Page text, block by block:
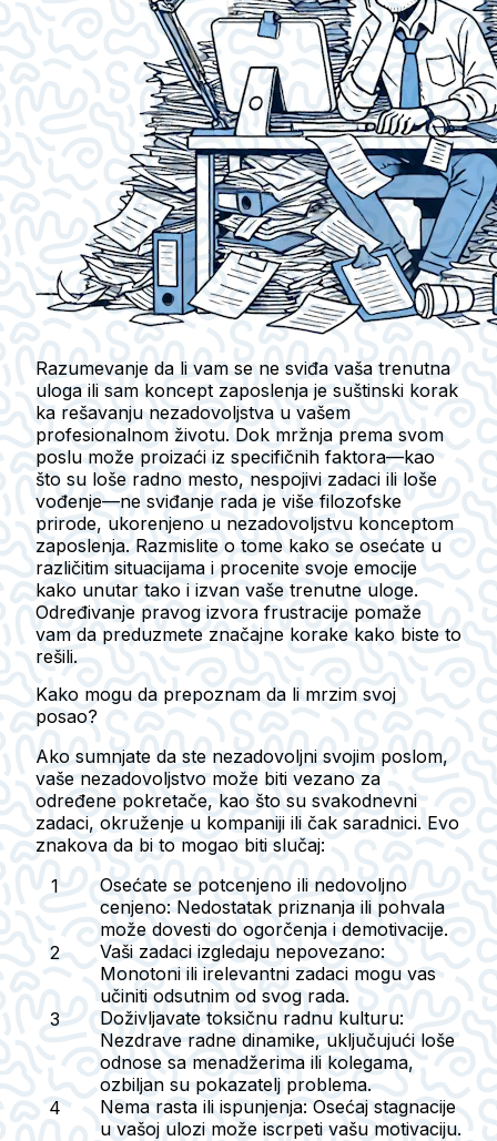
Razumevanje da li vam se ne sviđa vaša trenutna
uloga ili sam koncept zaposlenja je suštinski korak
ka rešavanju nezadovoljstva u vašem
profesionalnom životu. Dok mržnja prema svom
poslu može proizaći iz specifičnih faktora—kao
što su loše radno mesto, nespojivi zadaci ili loše
vođenje—ne sviđanje rada je više filozofske
prirode, ukorenjeno u nezadovoljstvu konceptom
zaposlenja. Razmislite o tome kako se osećate u
različitim situacijama i procenite svoje emocije
kako unutar tako i izvan vaše trenutne uloge.
Određivanje pravog izvora frustracije pomaže
vam da preduzmete značajne korake kako biste to
rešili.
Kako mogu da prepoznam da li mrzim svoj
posao?
Ako sumnjate da ste nezadovoljni svojim poslom,
vaše nezadovoljstvo može biti vezano za
određene pokretače, kao što su svakodnevni
zadaci, okruženje u kompaniji ili čak saradnici. Evo
znakova da bi to mogao biti slučaj:
Osećate se potcenjeno ili nedovoljno
cenjeno: Nedostatak priznanja ili pohvala
može dovesti do ogorčenja i demotivacije.
Vaši zadaci izgledaju nepovezano:
Monotoni ili irelevantni zadaci mogu vas
učiniti odsutnim od svog rada.
Doživljavate toksičnu radnu kulturu:
Nezdrave radne dinamike, uključujući loše
odnose sa menadžerima ili kolegama,
ozbiljan su pokazatelj problema.
Nema rasta ili ispunjenja: Osećaj stagnacije
u vašoj ulozi može iscrpeti vašu motivaciju.